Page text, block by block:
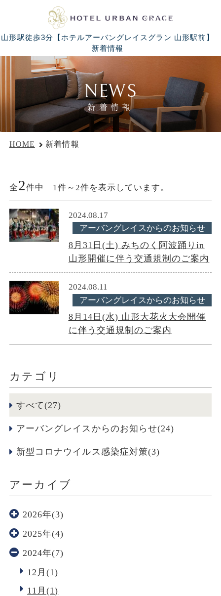
LANGUAGE
山形駅徒歩3分【ホテルアーバングレイスグラン 山形駅前】
新着情報
NEWS
新着情報
HOME 新着情報
全2件中 1件～2件を表示しています。
2024.08.17
アーバングレイスからのお知らせ
8月31日(土) みちのく阿波踊りin
山形開催に伴う交通規制のご案内
2024.08.11
アーバングレイスからのお知らせ
8月14日(水) 山形大花火大会開催
に伴う交通規制のご案内
カテゴリ
すべて(27)
アーバングレイスからのお知らせ(24)
新型コロナウイルス感染症対策(3)
アーカイブ
2026年(3)
2025年(4)
2024年(7)
12月(1)
11月(1)